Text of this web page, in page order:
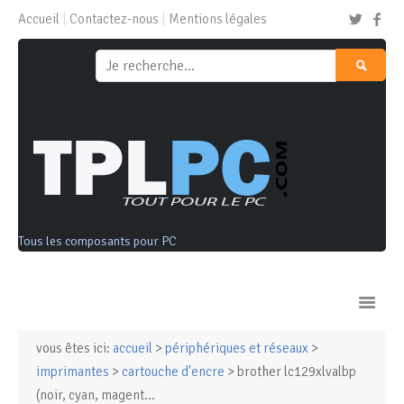
Accueil Contactez-nous Mentions légales
Tous les composants pour PC
Ordinateurs & Tablettes
vous êtes ici: accueil > périphériques et réseaux >
imprimantes > cartouche d'encre > brother lc129xlvalbp
(noir, cyan, magent...